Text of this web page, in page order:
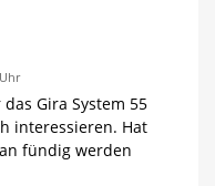
Gira System 55
interessieren. Hat
fündig werden